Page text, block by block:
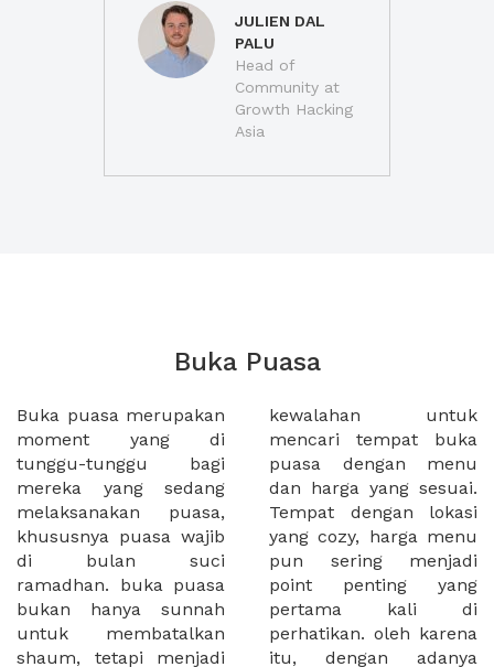
JULIEN DAL
PALU
Head of
Community at
Growth Hacking
Asia
Buka Puasa
Buka puasa merupakan
moment yang di
tunggu-tunggu bagi
mereka yang sedang
melaksanakan puasa,
khususnya puasa wajib
di bulan suci
ramadhan. buka puasa
bukan hanya sunnah
untuk membatalkan
shaum, tetapi menjadi
kewalahan untuk
mencari tempat buka
puasa dengan menu
dan harga yang sesuai.
Tempat dengan lokasi
yang cozy, harga menu
pun sering menjadi
point penting yang
pertama kali di
perhatikan. oleh karena
itu, dengan adanya